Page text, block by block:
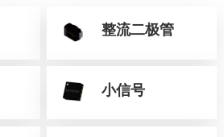
整流二极管
小信号